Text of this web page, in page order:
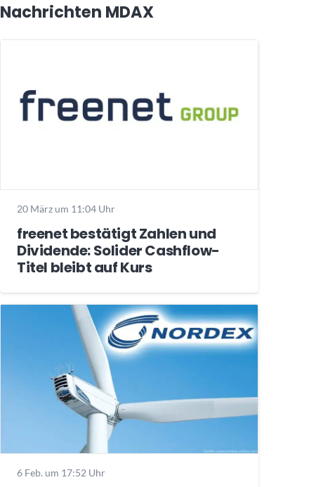
Nachrichten MDAX
20 März um 11:04 Uhr
freenet bestätigt Zahlen und
Dividende: Solider Cashflow-
Titel bleibt auf Kurs
6 Feb. um 17:52 Uhr